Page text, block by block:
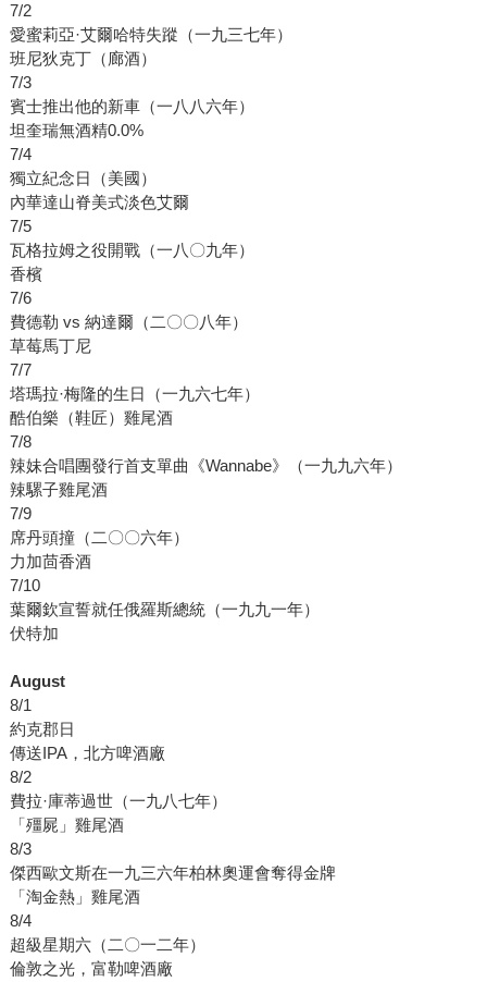
7/2
愛蜜莉亞·艾爾哈特失蹤（一九三七年）
班尼狄克丁（廊酒）
7/3
賓士推出他的新車（一八八六年）
坦奎瑞無酒精0.0%
7/4
獨立紀念日（美國）
內華達山脊美式淡色艾爾
7/5
瓦格拉姆之役開戰（一八〇九年）
香檳
7/6
費德勒 vs 納達爾（二〇〇八年）
草莓馬丁尼
7/7
塔瑪拉·梅隆的生日（一九六七年）
酷伯樂（鞋匠）雞尾酒
7/8
辣妹合唱團發行首支單曲《Wannabe》（一九九六年）
辣騾子雞尾酒
7/9
席丹頭撞（二〇〇六年）
力加茴香酒
7/10
葉爾欽宣誓就任俄羅斯總統（一九九一年）
伏特加
August
8/1
約克郡日
傳送IPA，北方啤酒廠
8/2
費拉·庫蒂過世（一九八七年）
「殭屍」雞尾酒
8/3
傑西歐文斯在一九三六年柏林奧運會奪得金牌
「淘金熱」雞尾酒
8/4
超級星期六（二〇一二年）
倫敦之光，富勒啤酒廠